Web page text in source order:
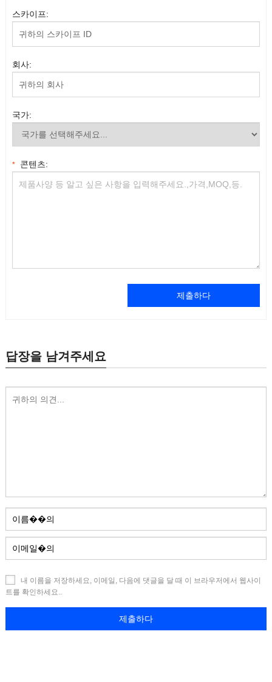
스카이프:
회사:
국가:
* 콘텐츠:
제출하다
답장을 남겨주세요
내 이름을 저장하세요, 이메일, 다음에 댓글을 달 때 이 브라우저에서 웹사이
트를 확인하세요..